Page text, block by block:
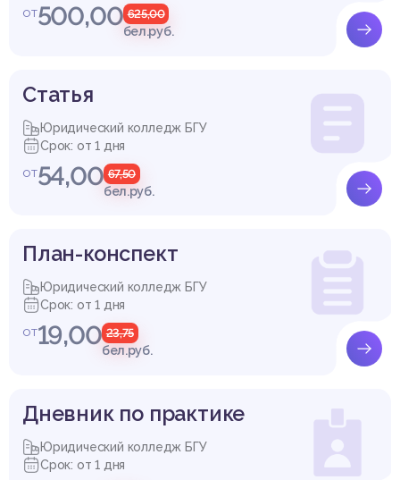
от500,00 625,00
бел.руб.
Cтатья
Юридический колледж БГУ
Срок: от 1 дня
от54,00 67,50
бел.руб.
План-конспект
Юридический колледж БГУ
Срок: от 1 дня
от19,00 23,75
бел.руб.
Дневник по практике
Юридический колледж БГУ
Срок: от 1 дня